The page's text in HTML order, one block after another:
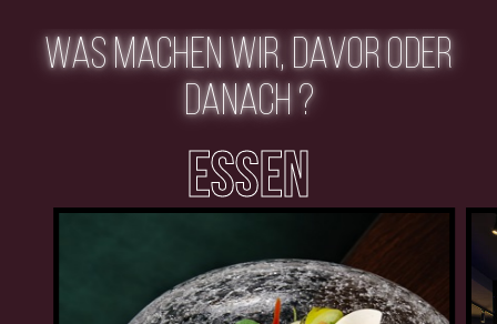
WAS MACHEN WIR, DAVOR ODER
DANACH ?
ESSEN